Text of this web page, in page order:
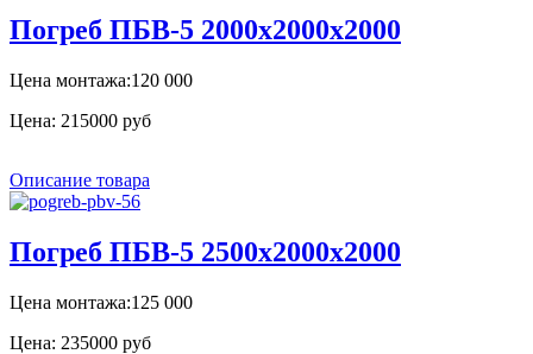
Погреб ПБВ-5 2000х2000х2000
Цена монтажа:120 000
Цена: 215000 руб
Описание товара
Погреб ПБВ-5 2500х2000х2000
Цена монтажа:125 000
Цена: 235000 руб